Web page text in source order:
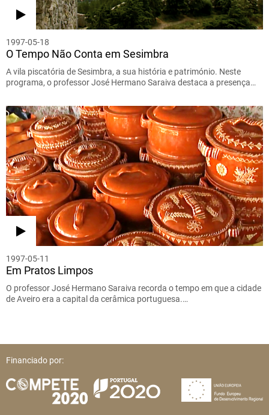
1997-05-18
O Tempo Não Conta em Sesimbra
A vila piscatória de Sesimbra, a sua história e património. Neste
programa, o professor José Hermano Saraiva destaca a presença…
1997-05-11
Em Pratos Limpos
O professor José Hermano Saraiva recorda o tempo em que a cidade
de Aveiro era a capital da cerâmica portuguesa.…
Financiado por: